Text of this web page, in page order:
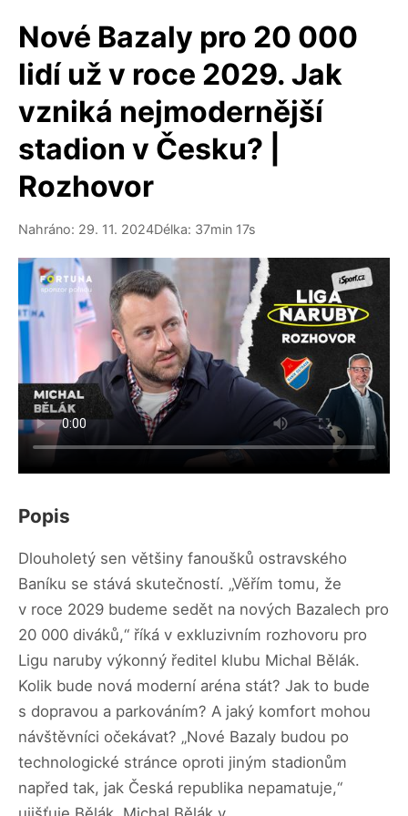
Nové Bazaly pro 20 000
lidí už v roce 2029. Jak
vzniká nejmodernější
stadion v Česku? |
Rozhovor
Nahráno: 29. 11. 2024Délka: 37min 17s
Popis
Dlouholetý sen většiny fanoušků ostravského
Baníku se stává skutečností. „Věřím tomu, že
v roce 2029 budeme sedět na nových Bazalech pro
20 000 diváků,“ říká v exkluzivním rozhovoru pro
Ligu naruby výkonný ředitel klubu Michal Bělák.
Kolik bude nová moderní aréna stát? Jak to bude
s dopravou a parkováním? A jaký komfort mohou
návštěvníci očekávat? „Nové Bazaly budou po
technologické stránce oproti jiným stadionům
napřed tak, jak Česká republika nepamatuje,“